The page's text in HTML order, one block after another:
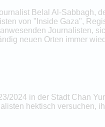
Belal Al-Sabbagh,
von "Inside Gaza",
Journalisten,
neuen Orten immer
2024 in der Stadt Chan
hektisch versuchen,